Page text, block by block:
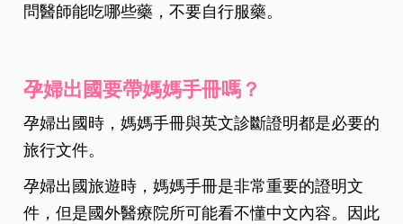
問醫師能吃哪些藥，不要自行服藥。
孕婦出國要帶媽媽手冊嗎？
孕婦出國時，媽媽手冊與英文診斷證明都是必要的
旅行文件。
孕婦出國旅遊時，媽媽手冊是非常重要的證明文
件，但是國外醫療院所可能看不懂中文內容。因此